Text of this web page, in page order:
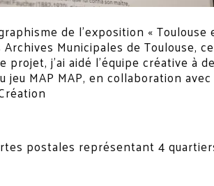
de l’exposition « Toulouse
Municipales de Toulouse,
projet, j’ai aidé l’équipe créative
jeu MAP MAP, en collaboration
postales représentant 4